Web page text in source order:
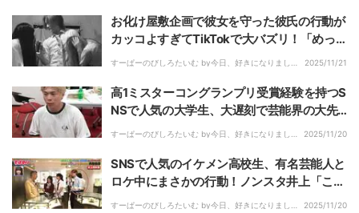
お化け屋敷企画で彼女を守った彼氏の行動が
カッコよすぎてTikTokで大バズリ！「めっ
ちゃキュンキュンする」「何回見てもい
すーぱーのびしろたいむ by今日、好きになりまし
2025/11/21
高1ミスターコングランプリ受賞経験を持つS
NSで人気の大学生、大遅刻で芸能界の大先
輩を待たせてしまい顔面蒼白…「遅刻してき
すーぱーのびしろたいむ by今日、好きになりまし
2025/11/20
SNSで人気のイケメン高校生、有名芸能人と
ロケ中にまさかの行動！ノンスタ井上「これ
はダメ」芸能界の先輩としてダメ出し
すーぱーのびしろたいむ by今日、好きになりまし
2025/11/20